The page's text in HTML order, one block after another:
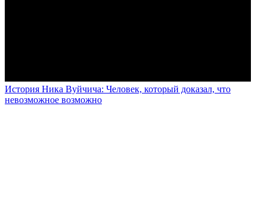
История Ника Вуйчича: Человек, который доказал, что
невозможное возможно